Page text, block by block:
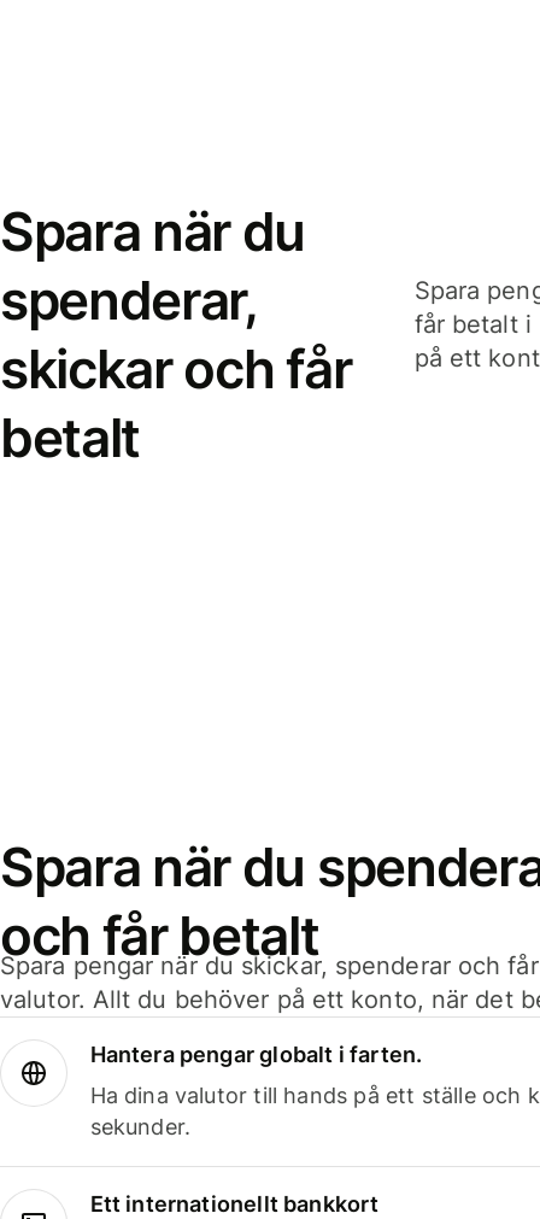
Spara när du
spenderar,
skickar och får
betalt
Spara
får betalt i
på ett
Spara när du
och får betalt
Spara pengar när du skickar, spenderar och
valutor. Allt du behöver på ett konto, när det
Hantera pengar globalt i farten.
Ha dina valutor till hands på ett ställe och
sekunder.
Ett internationellt bankkort